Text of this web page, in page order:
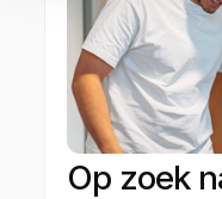
Op zoek